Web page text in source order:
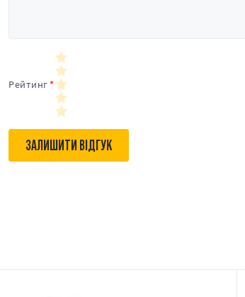
Рейтинг
ЗАЛИШИТИ ВІДГУК